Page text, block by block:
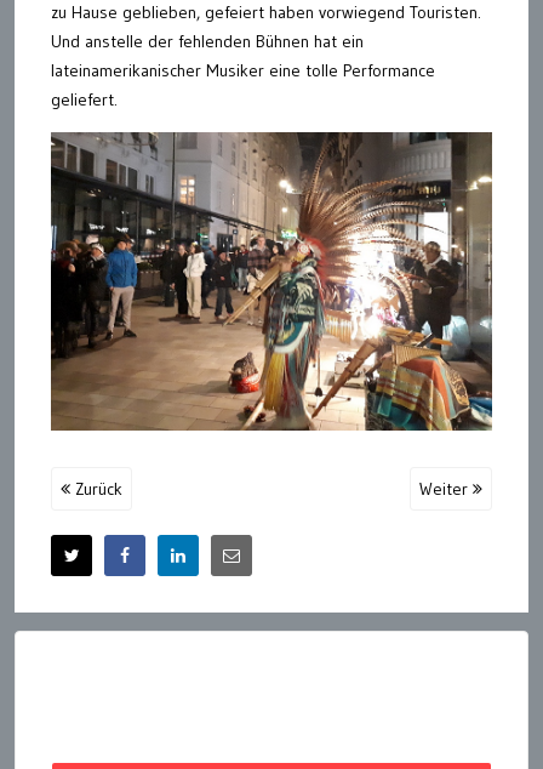
zu Hause geblieben, gefeiert haben vorwiegend Touristen.
Und anstelle der fehlenden Bühnen hat ein
lateinamerikanischer Musiker eine tolle Performance
geliefert.
Zurück Weiter